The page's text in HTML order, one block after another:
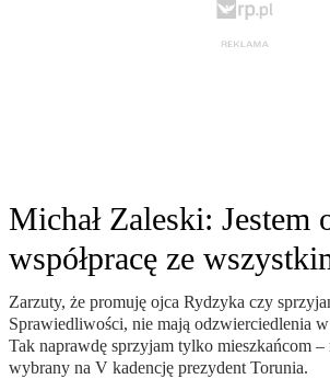
Michał Zaleski: Jestem
współpracę ze
Zarzuty, że promuję ojca Rydzyka czy
Sprawiedliwości, nie mają odzwierciedlenia w
Tak naprawdę sprzyjam tylko mieszkańcom
wybrany na V kadencję prezydent Torunia.